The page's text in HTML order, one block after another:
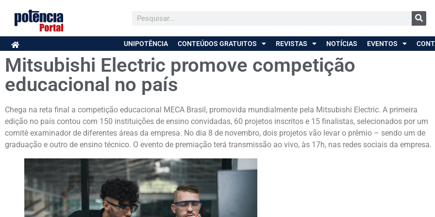
UNIPOTÊNCIA CONTEÚDOS GRATUITOS REVISTAS NOTÍCIAS EVENTOS
Mitsubishi Electric promove competição
educacional no país
Chega na reta final a competição educacional MECA Brasil, promovida mundialmente pela Mitsubishi Electric. A primeira
edição no país contou com 150 instituições de ensino convidadas, 60 projetos inscritos e 15 finalistas, selecionados por um
comitê examinador de diferentes áreas da empresa. No dia 8 de novembro, dois projetos vão levar o prêmio – sendo um de
graduação e outro de ensino técnico. O evento de premiação terá transmissão ao vivo, às 17h, nas redes sociais da empresa.